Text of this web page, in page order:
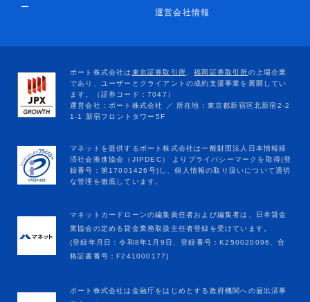
ー
運営会社情報
マネットカードローンの編集責任者および編集者は、日本貸金
業協会の定める貸金業務取扱主任者登録を受けています。
(登録年月日：令和8年1月9日、登録番号：K250020096、合
格証書番号：F241000177)
ポート株式会社は金融庁をはじめとする政府機関への届出済事